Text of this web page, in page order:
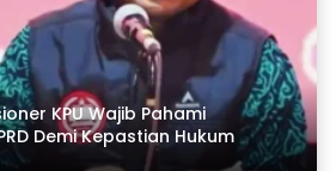
KPU Wajib Pahami
Demi Kepastian Hukum